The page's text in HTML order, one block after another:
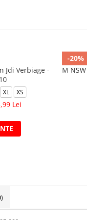
Jdi Verbiage -
XL XS
Lei
-20%
M